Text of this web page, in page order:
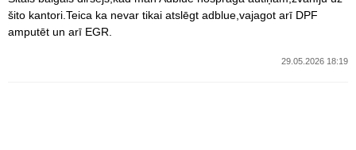
šito kantori.Teica ka nevar tikai atslēgt adblue,vajagot arī DPF
amputēt un arī EGR.
29.05.2026 18:19